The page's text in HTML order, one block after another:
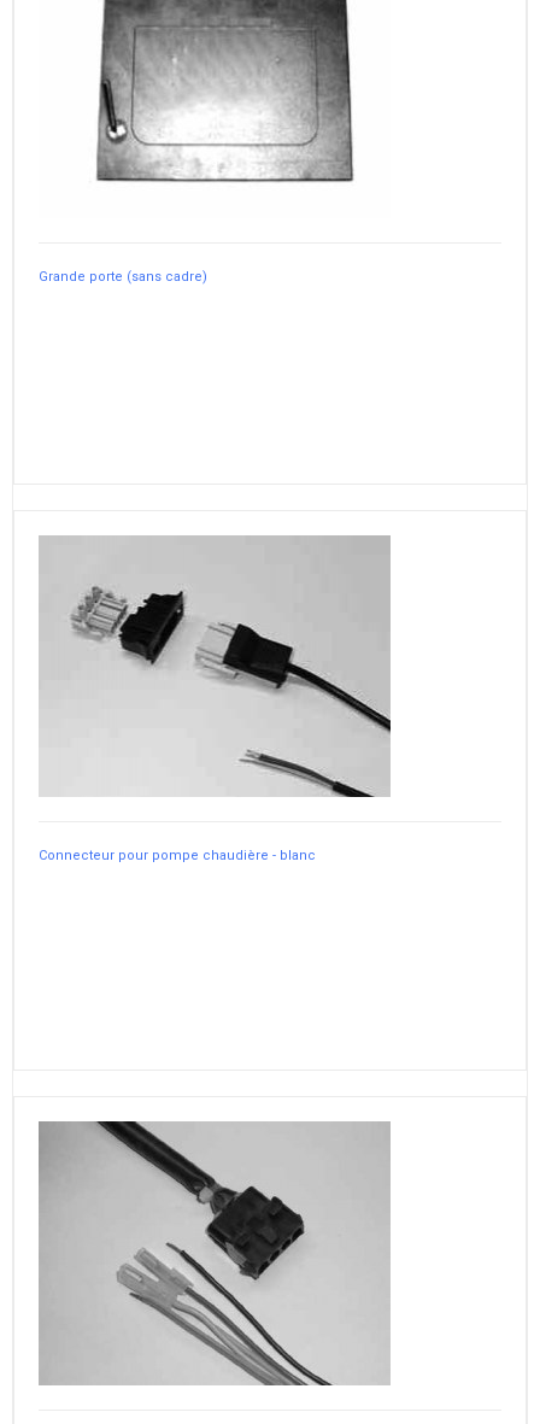
Grande porte (sans cadre)
Connecteur pour pompe chaudière - blanc